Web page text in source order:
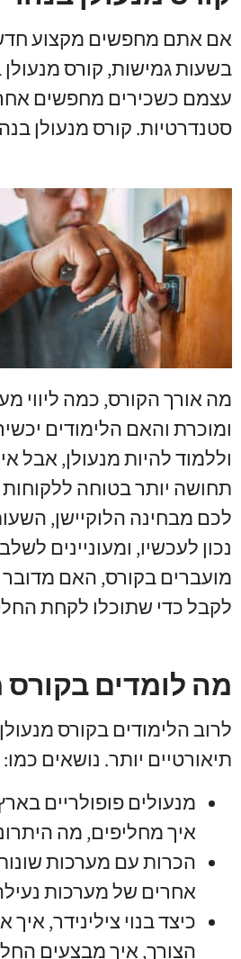
אם אתם מחפשים מקצוע חדש
בשעות גמישות, קורס
עצמם כשכירים מחפשים אחר
סטנדרטיות. קורס מנעולן
מה אורך הקורס, כמה ליווי
ומוכרת והאם הלימודים
וללמוד להיות מנעולן,אבל
תחושה יותר בטוחה
לכם מבחינה הלוקיישן,
נכון לעכשיו, ומעוניינים
מועברים בקורס, האם מדובר
לקבל כדי שתוכלו לקחת
מה לומדים בקורס
לרוב הלימודים בקורס
תיאורטיים יותר. נושאים כמו:
מנעולים פופולריים
איך מחליפים, מה
הכרות עם מערכות
אחרים של מערכות
כיצד בנוי צילינידר,איך
הצורך,איך מבצעים